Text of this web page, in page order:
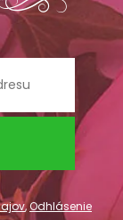
,Odhlásenie